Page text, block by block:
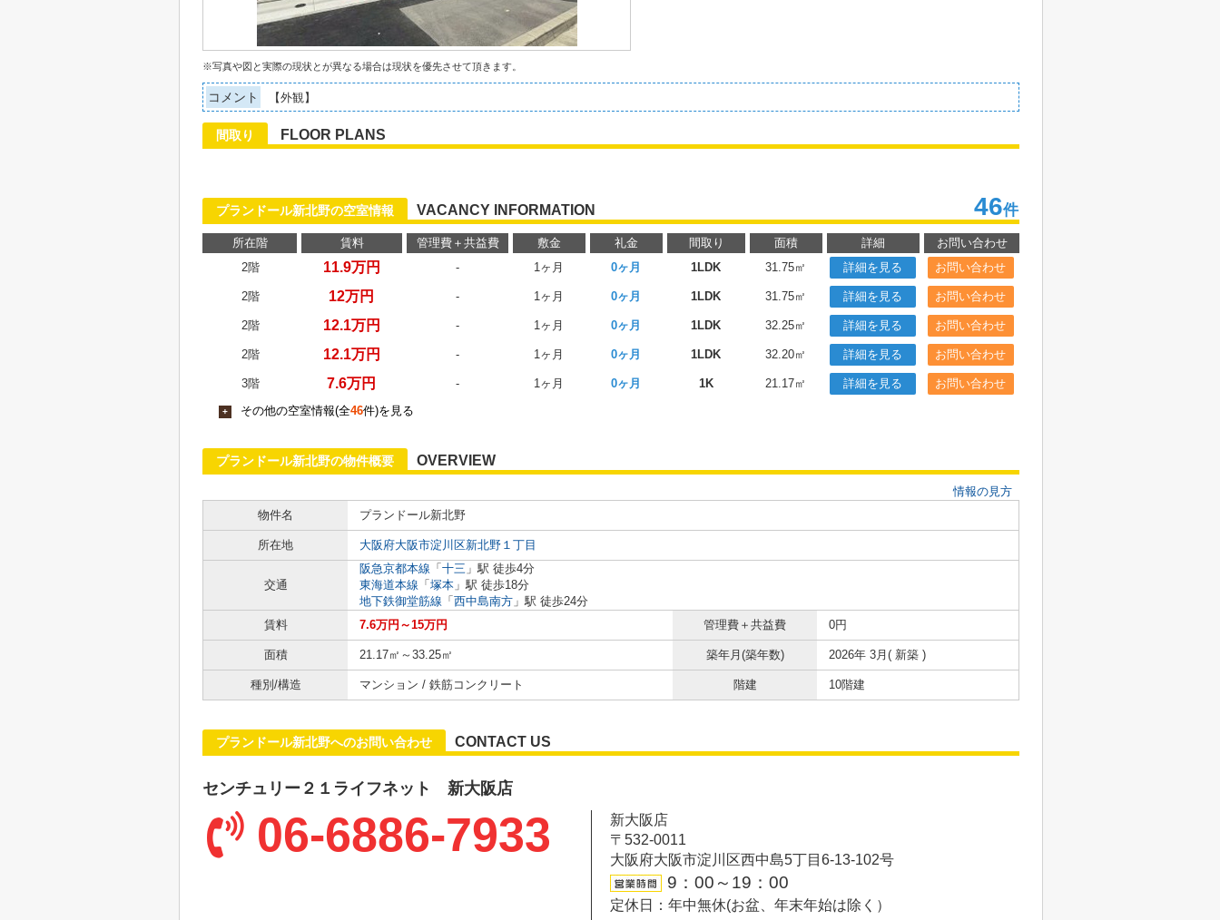
※写真や図と実際の現状とが異なる場合は現状を優先させて頂きます。
コメント 【外観】
間取り FLOOR PLANS
プランドール新北野の空室情報 VACANCY INFORMATION 46件
所在階 賃料 管理費＋共益費 敷金 礼金 間取り 面積 詳細
お問い合わせ
2階
11.9万円 - 1ヶ月 0ヶ月 1LDK 31.75㎡ 詳細を見る お問い合わせ
2階 12万円 - 1ヶ月 0ヶ月 1LDK 31.75㎡ 詳細を見る お問い合わせ
2階 12.1万円 - 1ヶ月 0ヶ月 1LDK 32.25㎡ 詳細を見る お問い合わせ
2階 12.1万円 - 1ヶ月 0ヶ月 1LDK 32.20㎡ 詳細を見る お問い合わせ
3階 7.6万円 - 1ヶ月 0ヶ月 1K 21.17㎡ 詳細を見る お問い合わせ
+ その他の空室情報(全46件)を見る
プランドール新北野の物件概要 OVERVIEW
情報の見方
物件名
プランドール新北野
所在地 大阪府大阪市淀川区新北野１丁目
交通
阪急京都本線 「 十三 」駅 徒歩4分
東海道本線 「 塚本 」駅 徒歩18分
地下鉄御堂筋線 「 西中島南方 」駅 徒歩24分
賃料
7.6万円～15万円 管理費＋共益費 0円
面積 21.17㎡～33.25㎡ 築年月(築年数) 2026年 3月( 新築 )
種別/構造 マンション / 鉄筋コンクリート 階建 10階建
プランドール新北野へのお問い合わせ CONTACT US
センチュリー２１ライフネット 新大阪店
06-6886-7933
新大阪店
〒532-0011
大阪府大阪市淀川区西中島5丁目6-13-102号
9：00～19：00
定休日：年中無休(お盆、年末年始は除く）